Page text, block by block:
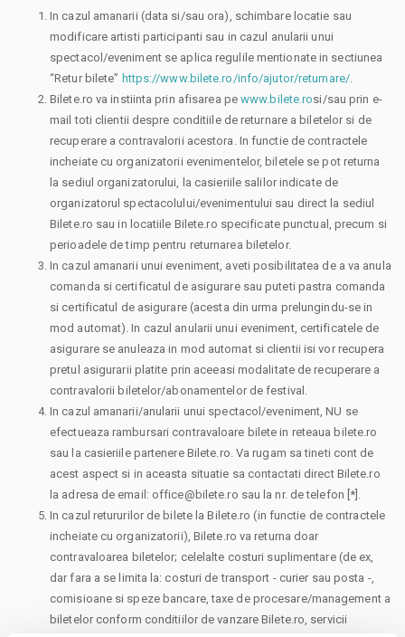
In cazul amanarii (data si/sau ora), schimbare locatie sau
modificare artisti participanti sau in cazul anularii unui
spectacol/eveniment se aplica regulile mentionate in sectiunea
“Retur bilete” https://www.bilete.ro/info/ajutor/returnare/.
Bilete.ro va instiinta prin afisarea pewww.bilete.rosi/sau prin e-
mail toti clientii despre conditiile de returnare a biletelor si de
recuperare a contravalorii acestora. In functie de contractele
incheiate cu organizatorii evenimentelor, biletele se pot returna
la sediul organizatorului, la casieriile salilor indicate de
organizatorul spectacolului/evenimentului sau direct la sediul
Bilete.ro sau in locatiile Bilete.ro specificate punctual, precum si
perioadele de timp pentru returnarea biletelor.
In cazul amanarii unui eveniment, aveti posibilitatea de a va anula
comanda si certificatul de asigurare sau puteti pastra comanda
si certificatul de asigurare (acesta din urma prelungindu-se in
mod automat). In cazul anularii unui eveniment, certificatele de
asigurare se anuleaza in mod automat si clientii isi vor recupera
pretul asigurarii platite prin aceeasi modalitate de recuperare a
contravalorii biletelor/abonamentelor de festival.
In cazul amanarii/anularii unui spectacol/eveniment, NU se
efectueaza rambursari contravaloare bilete in reteaua bilete.ro
sau la casieriile partenere Bilete.ro. Va rugam sa tineti cont de
acest aspect si in aceasta situatie sa contactati direct Bilete.ro
la adresa de email: office@bilete.ro sau la nr. de telefon [*].
In cazul retururilor de bilete la Bilete.ro (in functie de contractele
incheiate cu organizatorii), Bilete.ro va returna doar
contravaloarea biletelor; celelalte costuri suplimentare (de ex,
dar fara a se limita la: costuri de transport - curier sau posta -,
comisioane si speze bancare, taxe de procesare/management a
biletelor conform conditiilor de vanzare Bilete.ro, servicii